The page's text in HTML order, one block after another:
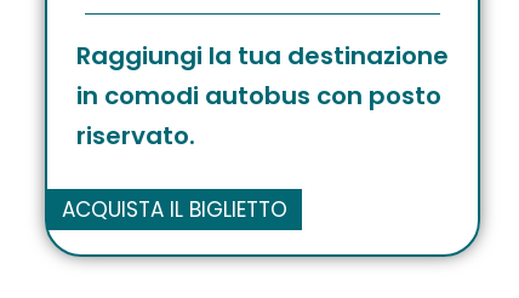
Raggiungi la tua destinazione
in comodi autobus con posto
riservato.
ACQUISTA IL BIGLIETTO